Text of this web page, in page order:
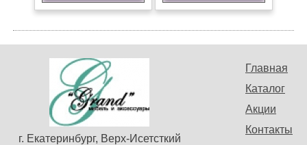
Главная
Каталог
Акции
Контакты
г. Екатеринбург, Верх-Исетсткий